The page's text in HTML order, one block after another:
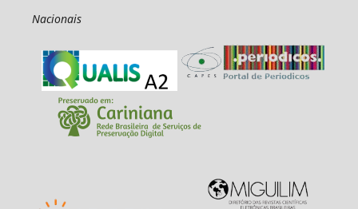
Nacionais